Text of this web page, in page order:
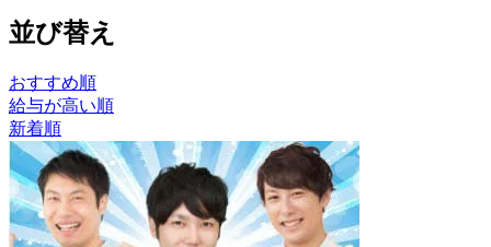
並び替え
おすすめ順
給与が高い順
新着順